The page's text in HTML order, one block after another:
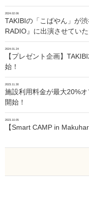
2024.02.06
TAKIBIの「こばやん」が
RADIO』に出演させてい
2024.01.24
【プレゼント企画】
始！
2023.11.30
施設利用料金が最大20%オ
開始！
2023.10.05
【Smart CAMP in